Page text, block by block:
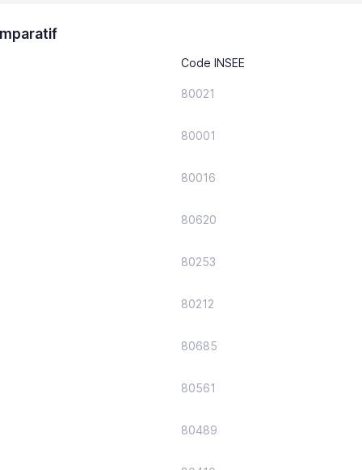
Code INSEE
80021
80001
80016
80620
80253
80212
80685
80561
80489